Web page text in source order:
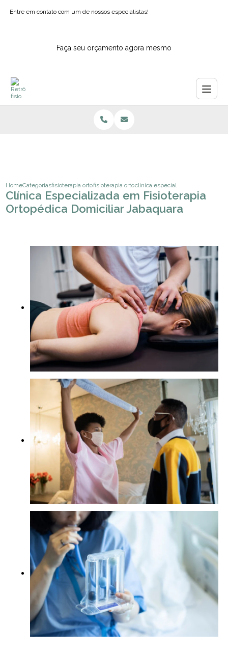
Entre em contato com um de nossos especialistas!
Faça seu orçamento agora mesmo
HomeCategoriasfisioterapia ortopedicafisioterapia ortopedia pediatrica
clinica especializada em
Clínica Especializada em Fisioterapia
Ortopédica Domiciliar Jabaquara